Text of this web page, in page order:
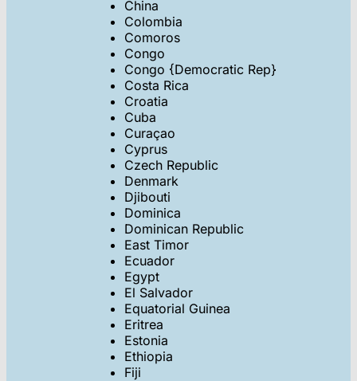
China
Colombia
Comoros
Congo
Congo {Democratic Rep}
Costa Rica
Croatia
Cuba
Curaçao
Cyprus
Czech Republic
Denmark
Djibouti
Dominica
Dominican Republic
East Timor
Ecuador
Egypt
El Salvador
Equatorial Guinea
Eritrea
Estonia
Ethiopia
Fiji